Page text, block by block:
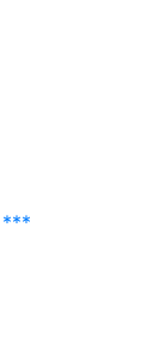
***